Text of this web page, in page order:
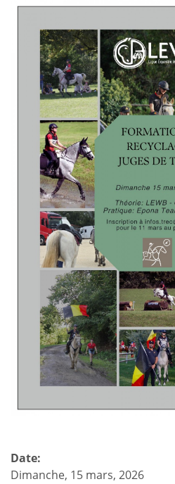
TREC
15
mars
2026
Date:
Dimanche, 15 mars, 2026